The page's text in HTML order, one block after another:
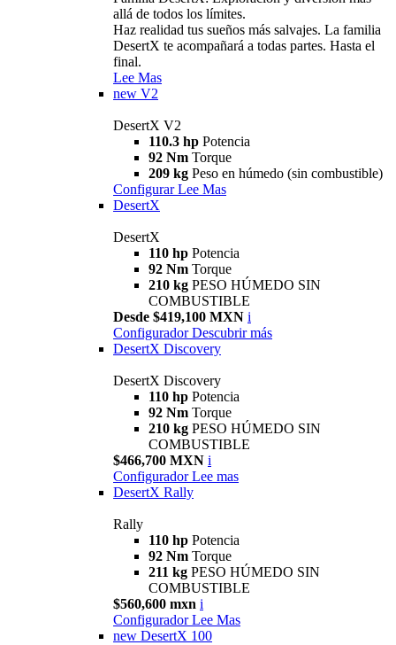
allá de todos los límites.
Haz realidad tus sueños más salvajes. La familia
DesertX te acompañará a todas partes. Hasta el
final.
Lee Mas
new V2
DesertX V2
110.3 hp Potencia
92 Nm Torque
209 kg Peso en húmedo (sin combustible)
Configurar Lee Mas
DesertX
DesertX
110 hp Potencia
92 Nm Torque
210 kg PESO HÚMEDO SIN
COMBUSTIBLE
Desde $419,100 MXN i
Configurador Descubrir más
DesertX Discovery
DesertX Discovery
110 hp Potencia
92 Nm Torque
210 kg PESO HÚMEDO SIN
COMBUSTIBLE
$466,700 MXN i
Configurador Lee mas
DesertX Rally
Rally
110 hp Potencia
92 Nm Torque
211 kg PESO HÚMEDO SIN
COMBUSTIBLE
$560,600 mxn i
Configurador Lee Mas
new DesertX 100